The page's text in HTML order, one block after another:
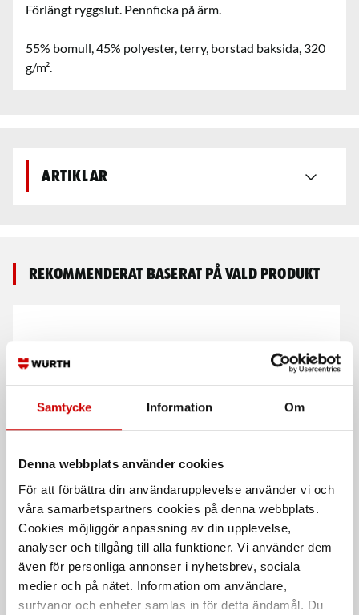
Samtycke Information Om
Denna webbplats använder cookies
För att förbättra din användarupplevelse använder vi och
våra samarbetspartners cookies på denna webbplats.
Cookies möjliggör anpassning av din upplevelse,
analyser och tillgång till alla funktioner. Vi använder dem
även för personliga annonser i nyhetsbrev, sociala
medier och på nätet. Information om användare,
surfvanor och enheter samlas in för detta ändamål. Du
Förlängt ryggslut. Pennficka på ärm.
55% bomull, 45% polyester, terry, borstad baksida, 320
g/m².
Artiklar
Rekommenderat baserat på vald produkt
Compact
Våt- och torrdammsugare